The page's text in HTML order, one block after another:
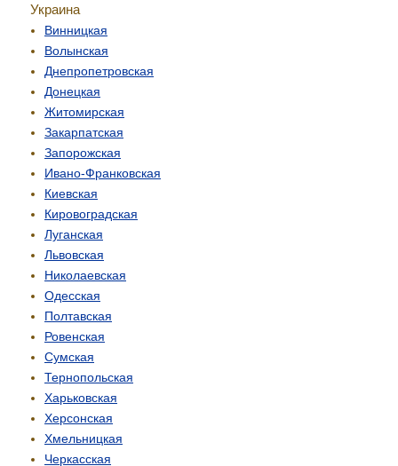
Украина
Винницкая
Волынская
Днепропетровская
Донецкая
Житомирская
Закарпатская
Запорожская
Ивано-Франковская
Киевская
Кировоградская
Луганская
Львовская
Николаевская
Одесская
Полтавская
Ровенская
Сумская
Тернопольская
Харьковская
Херсонская
Хмельницкая
Черкасская